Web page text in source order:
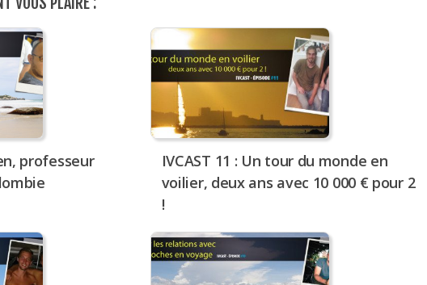
professeur
IVCAST 11 : Un tour du monde en
voilier, deux ans avec 10 000 € pour 2
!